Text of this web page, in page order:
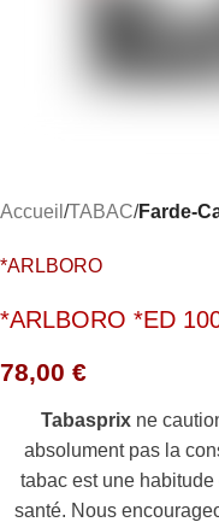
Accueil TABAC Farde-
*ARLBORO
*ARLBORO *ED
78,00 €
Tabasprix ne
absolument pas la
tabac est une
santé. Nous